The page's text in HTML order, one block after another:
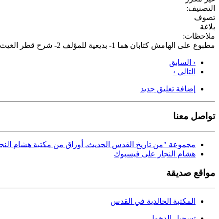
التصنيف:
تصوف
بلاغة
ملاحظات:
مطبوع على الهامش كتابان هما 1- بديعية للمؤلف 2- شرح قطر الغيث المسجم على لامية العجمتاليف عبد الرحمن الشافعي العلواني الطبيب
‹ السابق
التالي ›
إضافة تعليق جديد
تواصل معنا
مجموعة "من تاريخ القدس الحديث, أوراق من مكتبة هشام
هشام النجار على فيسبوك
مواقع صديقة
المكتبة الخالدية في القدس